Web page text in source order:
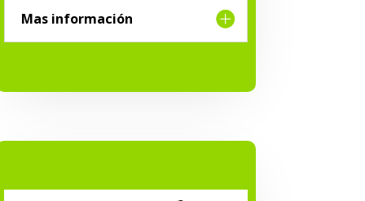
Mas información